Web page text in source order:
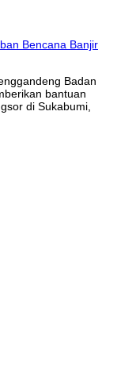
Badan
bantuan
di Sukabumi,